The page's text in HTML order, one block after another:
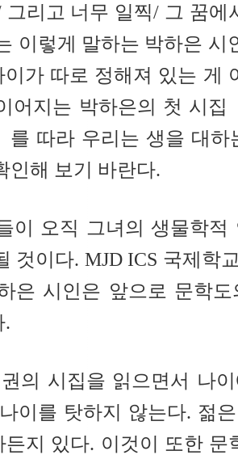
그리고 너무 일찍/ 그 꿈에
이렇게 말하는 박하은 시
이가 따로 정해져 있는 게
어지는 박하은의 첫 시
를 따라 우리는 생을 대
인해 보기 바란다.
이 오직 그녀의 생물학
것이다. MJD ICS 국제학
은 시인은 앞으로 문학
.
의 시집을 읽으면서 나
이를 탓하지 않는다. 젊
든지 있다. 이것이 또한